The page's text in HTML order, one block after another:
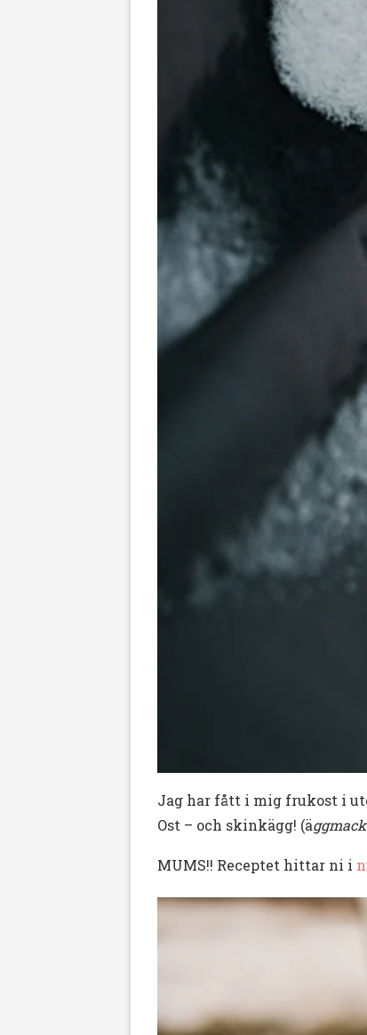
Jag har fått i mig frukost i
Ost – och skinkägg! (ä
MUMS!! Receptet hittar ni i